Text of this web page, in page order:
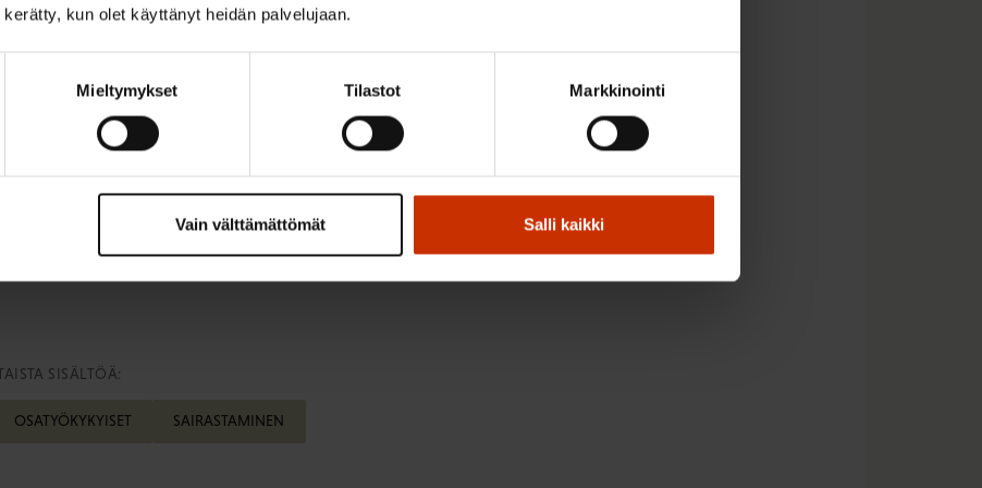
kun olet käyttänyt heidän palvelujaan.
Mieltymykset Tilastot Markkinointi
Vain välttämättömät Salli kaikki
Ilmarinen, Keva, Varma ja Veritas sekä vahinkovakuutusyhtiö If.
55 yrityksen tilannetta.
työn vuosikatsaus
SISÄLTÖÄ:
OSATYÖKYKYISET SAIRASTAMINEN